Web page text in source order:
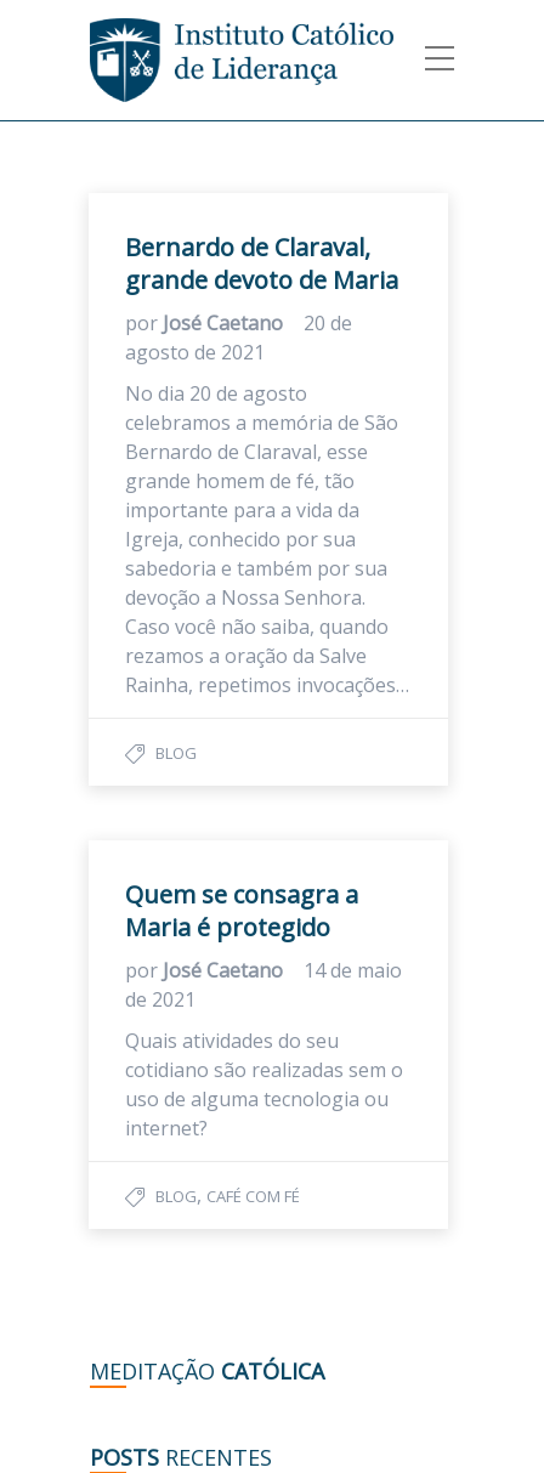
Bernardo de Claraval,
grande devoto de Maria
por José Caetano
20 de
agosto de 2021
No dia 20 de agosto
celebramos a memória de São
Bernardo de Claraval, esse
grande homem de fé, tão
importante para a vida da
Igreja, conhecido por sua
sabedoria e também por sua
devoção a Nossa Senhora.
Caso você não saiba, quando
rezamos a oração da Salve
Rainha, repetimos invocações…
BLOG
Quem se consagra a
Maria é protegido
por José Caetano
14 de maio
de 2021
Quais atividades do seu
cotidiano são realizadas sem o
uso de alguma tecnologia ou
internet?
BLOG, CAFÉ COM FÉ
MEDITAÇÃO CATÓLICA
POSTS RECENTES